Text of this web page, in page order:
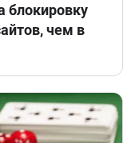
блокировку
чем в